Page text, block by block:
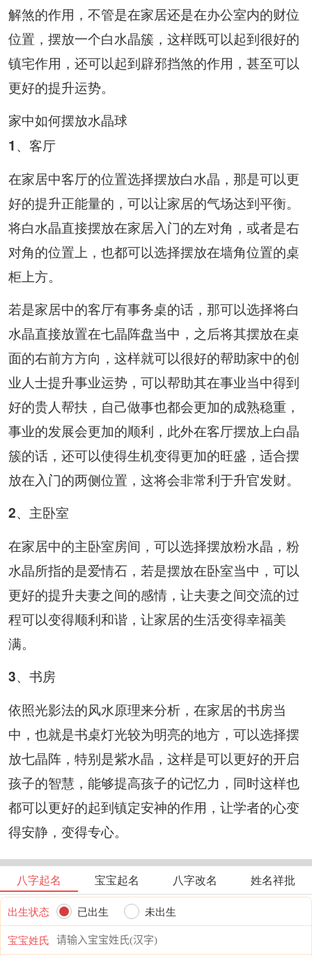
解煞的作用，不管是在家居还是在办公室内的财位
位置，摆放一个白水晶簇，这样既可以起到很好的
镇宅作用，还可以起到辟邪挡煞的作用，甚至可以
更好的提升运势。
家中如何摆放水晶球
1、客厅
在家居中客厅的位置选择摆放白水晶，那是可以更
好的提升正能量的，可以让家居的气场达到平衡。
将白水晶直接摆放在家居入门的左对角，或者是右
对角的位置上，也都可以选择摆放在墙角位置的桌
柜上方。
若是家居中的客厅有事务桌的话，那可以选择将白
水晶直接放置在七晶阵盘当中，之后将其摆放在桌
面的右前方方向，这样就可以很好的帮助家中的创
业人士提升事业运势，可以帮助其在事业当中得到
好的贵人帮扶，自己做事也都会更加的成熟稳重，
事业的发展会更加的顺利，此外在客厅摆放上白晶
簇的话，还可以使得生机变得更加的旺盛，适合摆
放在入门的两侧位置，这将会非常利于升官发财。
2、主卧室
在家居中的主卧室房间，可以选择摆放粉水晶，粉
水晶所指的是爱情石，若是摆放在卧室当中，可以
更好的提升夫妻之间的感情，让夫妻之间交流的过
程可以变得顺利和谐，让家居的生活变得幸福美
满。
3、书房
依照光影法的风水原理来分析，在家居的书房当
中，也就是书桌灯光较为明亮的地方，可以选择摆
放七晶阵，特别是紫水晶，这样是可以更好的开启
孩子的智慧，能够提高孩子的记忆力，同时这样也
都可以更好的起到镇定安神的作用，让学者的心变
得安静，变得专心。
八字起名 宝宝起名 八字改名 姓名祥批
出生状态 已出生
未出生
宝宝姓氏